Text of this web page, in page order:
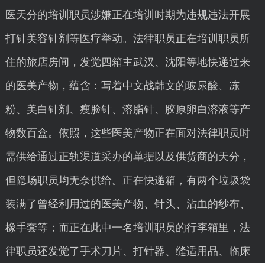
医天分的培训职员涉嫌正在培训时期为违规违法开展
打针美容针剂等医疗举动。法律职员正在培训职员所
住的旅店房间，发觉四箱主武汉、沈阳等地快递过来
的医美产物，蕴含：写着中文战韩文的玻尿酸、冻
粉、美白针剂、瘦脸针、溶脂针、胶原卵白溶液等产
物数百盒。依照，这些医美产物正在面对法律职员时
需供给通过正轨渠道采办的单据以及供货商的天分，
但隐场职员均无奈供给。正在快递箱，有两个垃圾袋
装满了曾经利用过的医美产物、针头、沾血的纱布、
橡手套等；而正在此中一名培训职员的行李箱里，法
律职员还发觉了手术刀片、打针器、缝适用品、临床